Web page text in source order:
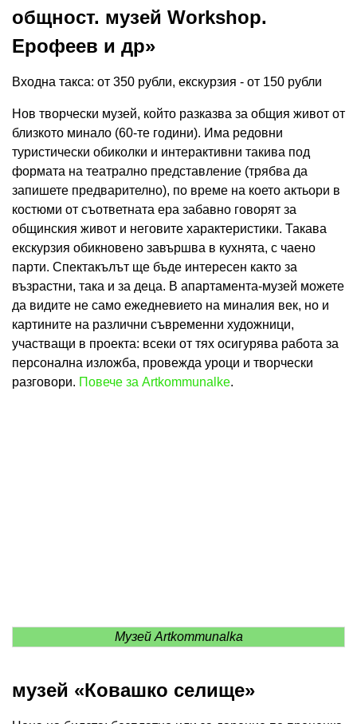
общност. музей Workshop.
Ерофеев и др»
Входна такса: от 350 рубли, екскурзия - от 150 рубли
Нов творчески музей, който разказва за общия живот от
близкото минало (60-те години). Има редовни
туристически обиколки и интерактивни такива под
формата на театрално представление (трябва да
запишете предварително), по време на което актьори в
костюми от съответната ера забавно говорят за
общинския живот и неговите характеристики. Такава
екскурзия обикновено завършва в кухнята, с чаено
парти. Спектакълът ще бъде интересен както за
възрастни, така и за деца. В апартамента-музей можете
да видите не само ежедневието на миналия век, но и
картините на различни съвременни художници,
участващи в проекта: всеки от тях осигурява работа за
персонална изложба, провежда уроци и творчески
разговори. Повече за Artkommunalke.
Музей Artkommunalka
музей «Ковашко селище»